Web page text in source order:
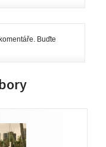
Buďte